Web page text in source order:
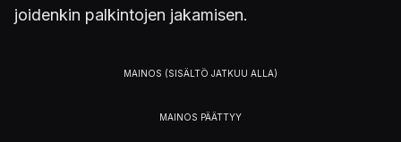
joidenkin palkintojen jakamisen.